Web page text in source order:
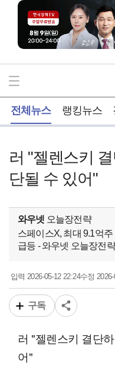
전체뉴스 랭킹뉴스
러 "젤렌스키
단될 수 있어"
와우넷 오늘장전략
스페이스X, 최대 9.1억
급등 - 와우넷 오늘장전략
입력2026-05-12 22:24수정
구독
러 "젤렌스키 결단
어"